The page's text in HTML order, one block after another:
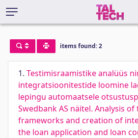
items found: 2
1. Testimisraamistike analüüs
integratsioonitestide loomine
lepingu automaatsele
Swedbank AS näitel. Analysis of
frameworks and creation of
the loan application and loan